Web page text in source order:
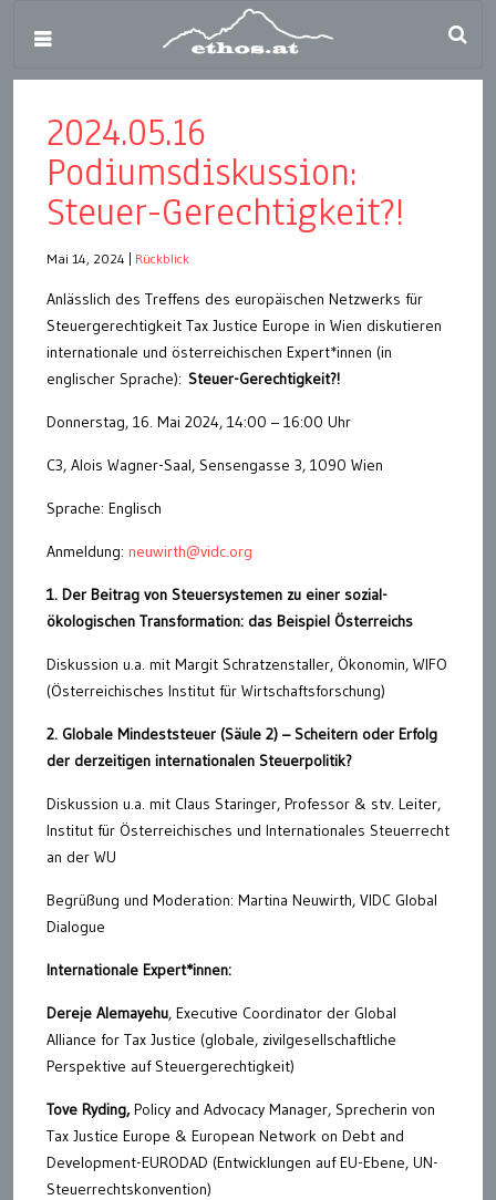
2024.05.16
Podiumsdiskussion:
Steuer-Gerechtigkeit?!
Mai 14, 2024 Rückblick
Anlässlich des Treffens des europäischen Netzwerks für
Steuergerechtigkeit Tax Justice Europe in Wien diskutieren
internationale und österreichischen Expert*innen (in
englischer Sprache): Steuer-Gerechtigkeit?!
Donnerstag, 16. Mai 2024, 14:00 – 16:00 Uhr
C3, Alois Wagner-Saal, Sensengasse 3, 1090 Wien
Sprache: Englisch
Anmeldung: neuwirth@vidc.org
1. Der Beitrag von Steuersystemen zu einer sozial-
ökologischen Transformation: das Beispiel Österreichs
Diskussion u.a. mit Margit Schratzenstaller, Ökonomin, WIFO
(Österreichisches Institut für Wirtschaftsforschung)
2. Globale Mindeststeuer (Säule 2) – Scheitern oder Erfolg
der derzeitigen internationalen Steuerpolitik?
Diskussion u.a. mit Claus Staringer, Professor & stv. Leiter,
Institut für Österreichisches und Internationales Steuerrecht
an der WU
Begrüßung und Moderation: Martina Neuwirth, VIDC Global
Dialogue
Internationale Expert*innen:
Dereje Alemayehu, Executive Coordinator der Global
Alliance for Tax Justice (globale, zivilgesellschaftliche
Perspektive auf Steuergerechtigkeit)
Tove Ryding,Policy and Advocacy Manager, Sprecherin von
Tax Justice Europe & European Network on Debt and
Development-EURODAD (Entwicklungen auf EU-Ebene, UN-
Steuerrechtskonvention)